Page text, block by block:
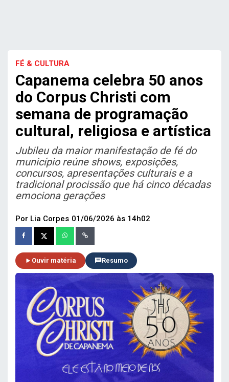
FÉ & CULTURA
Capanema celebra 50 anos
do Corpus Christi com
semana de programação
cultural, religiosa e artística
Jubileu da maior manifestação de fé do
município reúne shows, exposições,
concursos, apresentações culturais e a
tradicional procissão que há cinco décadas
emociona gerações
Por Lia Corpes 01/06/2026 às 14h02
Ouvir matéria Resumo